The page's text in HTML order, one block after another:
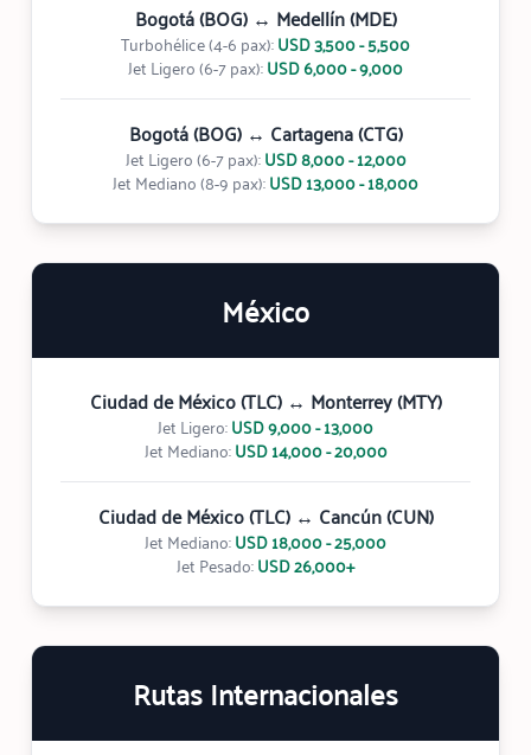
Bogotá (BOG) ↔ Medellín (MDE)
Turbohélice (4-6 pax):USD 3,500 - 5,500
Jet Ligero (6-7 pax):USD 6,000 - 9,000
Bogotá (BOG) ↔ Cartagena (CTG)
Jet Ligero (6-7 pax):USD 8,000 - 12,000
Jet Mediano (8-9 pax):USD 13,000 - 18,000
México
Ciudad de México (TLC) ↔ Monterrey (MTY)
Jet Ligero:USD 9,000 - 13,000
Jet Mediano:USD 14,000 - 20,000
Ciudad de México (TLC) ↔ Cancún (CUN)
Jet Mediano:USD 18,000 - 25,000
Jet Pesado:USD 26,000+
Rutas Internacionales